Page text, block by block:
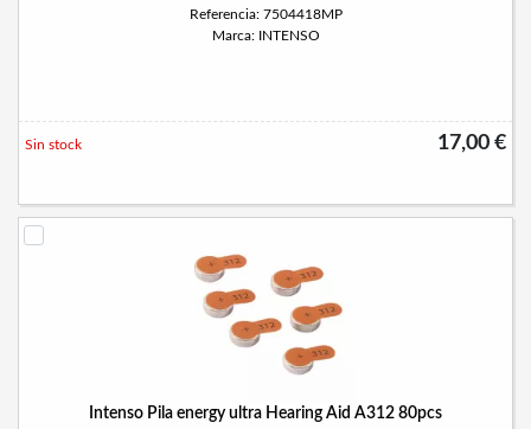
Referencia: 7504418MP
Marca: INTENSO
17,00 €
Sin stock
Intenso Pila energy ultra Hearing Aid A312 80pcs